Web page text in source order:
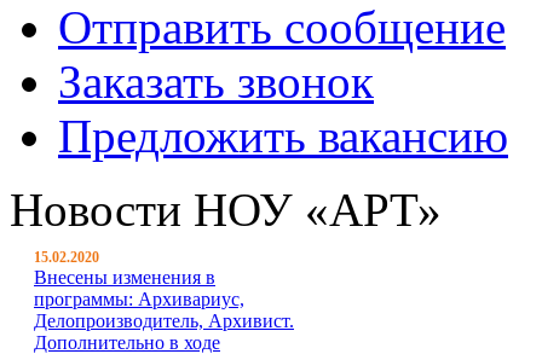
Отправить сообщение
Заказать звонок
Предложить вакансию
Новости НОУ «АРТ»
15.02.2020
Внесены изменения в
программы: Архивариус,
Делопроизводитель, Архивист.
Дополнительно в ходе